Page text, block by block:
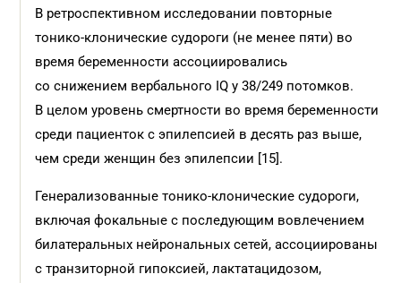
В ретроспективном исследовании повторные
тонико-клонические судороги (не менее пяти) во
время беременности ассоциировались
со снижением вербального IQ у 38/249 потомков.
В целом уровень смертности во время беременности
среди пациенток с эпилепсией в десять раз выше,
чем среди женщин без эпилепсии [15].
Генерализованные тонико-клонические судороги,
включая фокальные с последующим вовлечением
билатеральных нейрональных сетей, ассоциированы
с транзиторной гипоксией, лактатацидозом,